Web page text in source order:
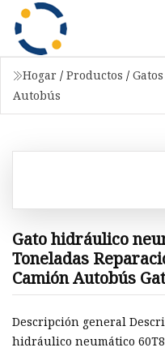
Hogar / Productos /
Autobús
Gato hidráulico
Toneladas
Camión Autobús
Descripción general
hidráulico neumático